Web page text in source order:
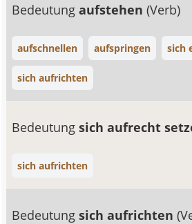
Bedeutungaufstehen(Verb)
aufschnellen aufspringen sich
sich aufrichten
Bedeutungsich aufrecht
sich aufrichten
Bedeutungsich aufrichten